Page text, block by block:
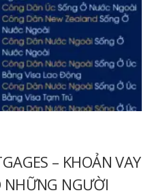
– KHOẢN VAY
NHỮNG NGƯỜI